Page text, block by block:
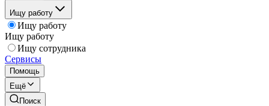
Ищу работу
Ищу работу
Ищу работу
Ищу сотрудника
Сервисы
Помощь
Ещё
Поиск